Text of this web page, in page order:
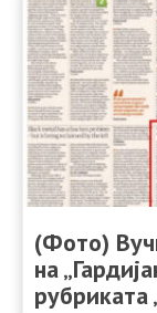
(Фото)
на
рубриката